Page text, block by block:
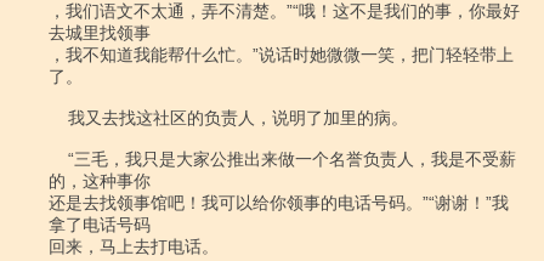
，我们语文不太通，弄不清楚。”“哦！这不是我们的事，你最好
去城里找领事
，我不知道我能帮什么忙。”说话时她微微一笑，把门轻轻带上
了。
的，这种事你
还是去找领事馆吧！我可以给你领事的电话号码。”“谢谢！”我
拿了电话号码
回来，马上去打电话。